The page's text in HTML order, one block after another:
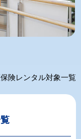
険レンタル対象一覧